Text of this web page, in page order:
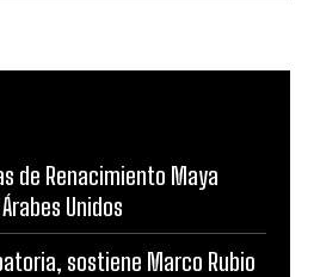
de Renacimiento Maya
Unidos
sostiene Marco Rubio